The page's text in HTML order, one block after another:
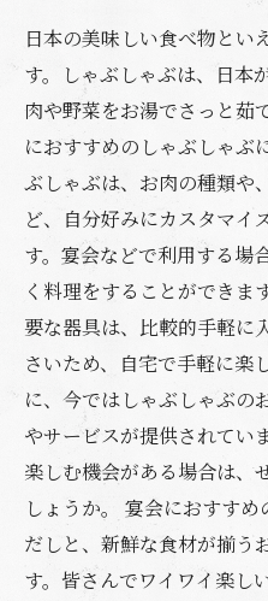
日本の美味しい食べ物とい
す。しゃぶしゃぶは、日本
肉や野菜をお湯でさっと茹
におすすめのしゃぶしゃぶ
ぶしゃぶは、お肉の種類や
ど、自分好みにカスタマイ
す。宴会などで利用する場
く料理をすることができま
要な器具は、比較的手軽に
さいため、自宅で手軽に楽
に、今ではしゃぶしゃぶの
やサービスが提供されてい
楽しむ機会がある場合は、
しょうか。 宴会におすす
だしと、新鮮な食材が揃う
す。皆さんでワイワイ楽し